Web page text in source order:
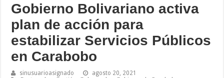
Gobierno Bolivariano activa
plan de acción para
estabilizar Servicios Públicos
en Carabobo
sinusuarioasignado
agosto 20, 2021